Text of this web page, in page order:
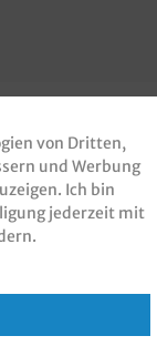
von Dritten,
und Werbung
Ich bin
jederzeit mit